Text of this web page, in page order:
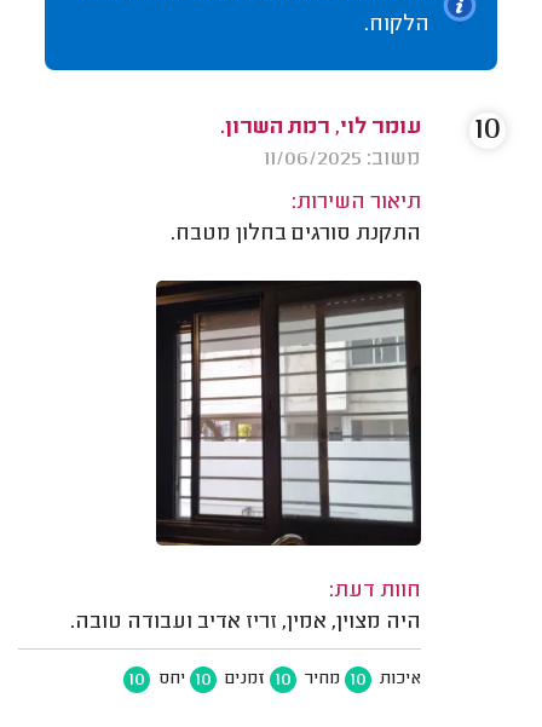
הלקוח.
עומר לוי, רמת השרון.
משוב: 11/06/2025
תיאור השירות:
התקנת סורגים בחלון מטבח.
חוות דעת:
היה מצוין, אמין, זריז אדיב ועבודה טובה.
איכות 10 מחיר 10 זמנים 10 יחס 10
10